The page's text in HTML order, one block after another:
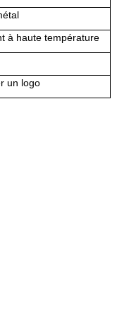
à haute température
un logo